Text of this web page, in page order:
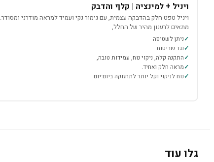
ויניל + למינציה | קלף והדבק
ויניל טפט חלק בהדבקה עצמית, עם גימור נקי ועמיד למראה מודרני ומסודר.
מתאים לרענון מהיר של החלל,
ניתן לשטיפה
נגד שריטות
התקנה קלה, ניקוי נוח, עמידות טובה,
מראה חלק ואחיד.
נוח לניקוי וקל יותר לתחזוקה ביום־יום
גלו עוד